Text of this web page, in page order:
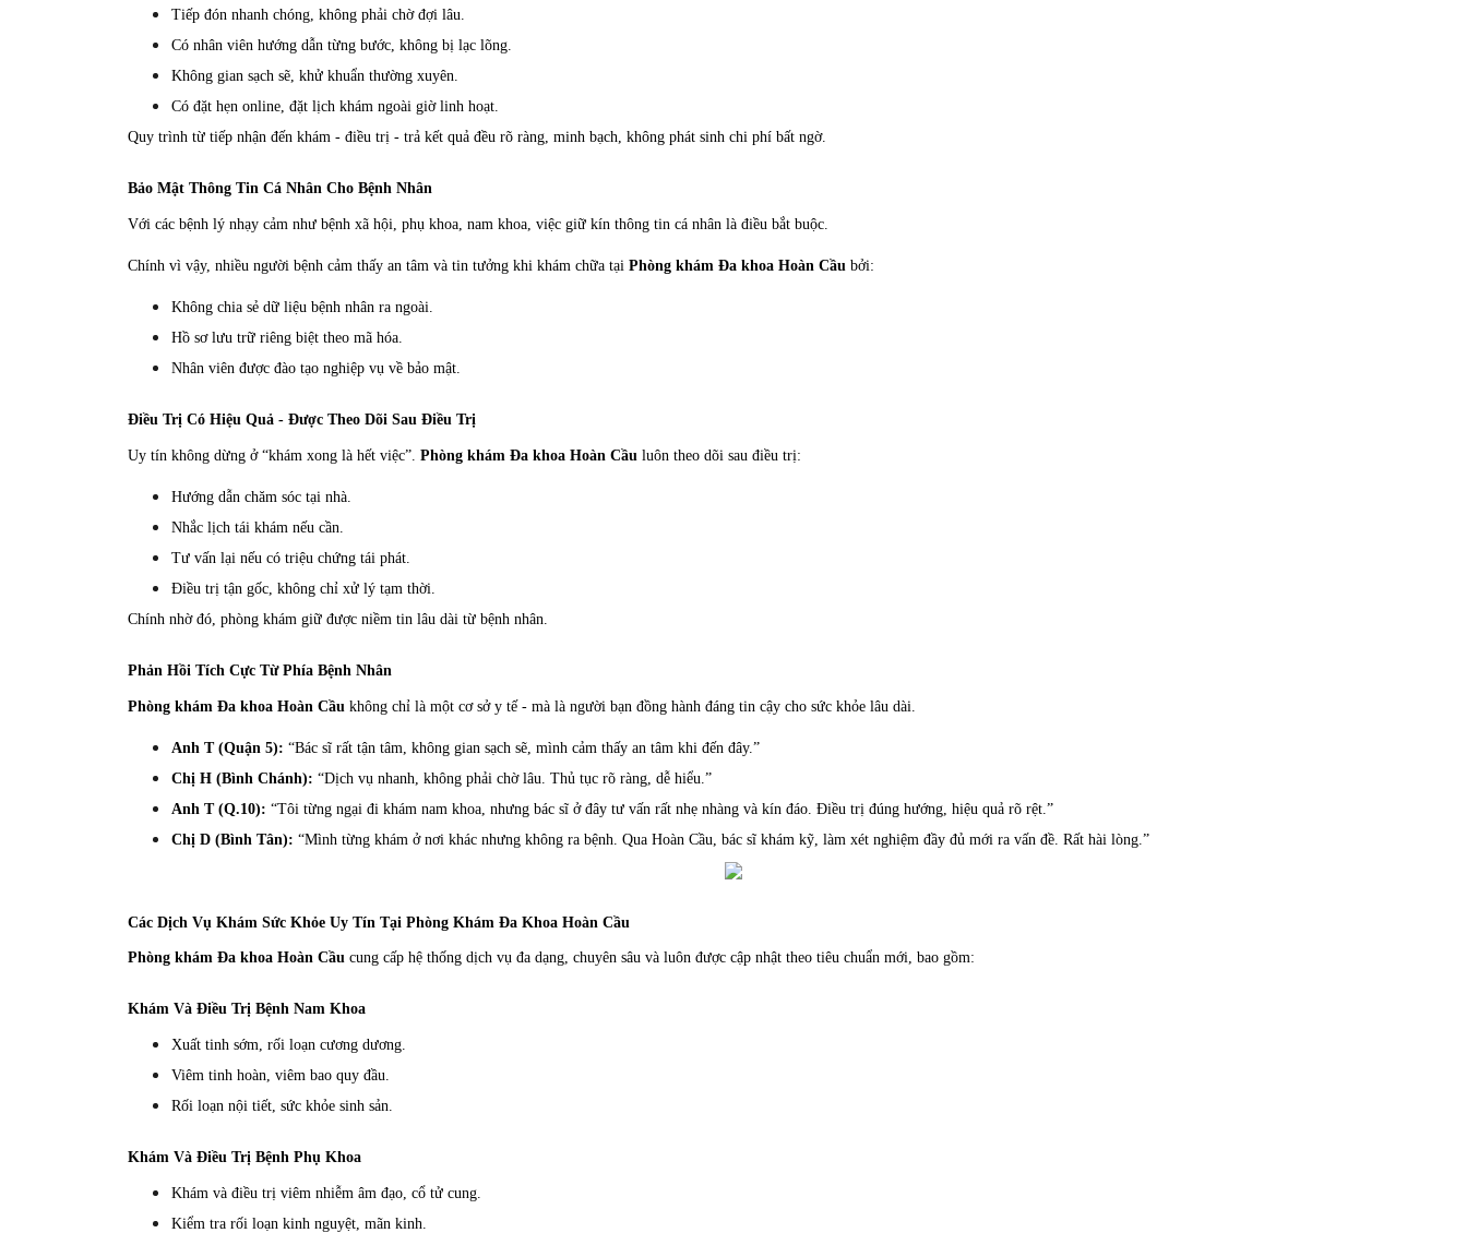
Tiếp đón nhanh chóng, không phải chờ đợi lâu.
Có nhân viên hướng dẫn từng bước, không bị lạc lõng.
Không gian sạch sẽ, khử khuẩn thường xuyên.
Có đặt hẹn online, đặt lịch khám ngoài giờ linh hoạt.
Quy trình từ tiếp nhận đến khám - điều trị - trả kết quả đều rõ ràng, minh bạch, không phát sinh chi phí bất ngờ.
Bảo Mật Thông Tin Cá Nhân Cho Bệnh Nhân
Với các bệnh lý nhạy cảm như bệnh xã hội, phụ khoa, nam khoa, việc giữ kín thông tin cá nhân là điều bắt buộc.
Chính vì vậy, nhiều người bệnh cảm thấy an tâm và tin tưởng khi khám chữa tại Phòng khám Đa khoa Hoàn Cầu bởi:
Không chia sẻ dữ liệu bệnh nhân ra ngoài.
Hồ sơ lưu trữ riêng biệt theo mã hóa.
Nhân viên được đào tạo nghiệp vụ về bảo mật.
Điều Trị Có Hiệu Quả - Được Theo Dõi Sau Điều Trị
Uy tín không dừng ở “khám xong là hết việc”. Phòng khám Đa khoa Hoàn Cầu luôn theo dõi sau điều trị:
Hướng dẫn chăm sóc tại nhà.
Nhắc lịch tái khám nếu cần.
Tư vấn lại nếu có triệu chứng tái phát.
Điều trị tận gốc, không chỉ xử lý tạm thời.
Chính nhờ đó, phòng khám giữ được niềm tin lâu dài từ bệnh nhân.
Phản Hồi Tích Cực Từ Phía Bệnh Nhân
Phòng khám Đa khoa Hoàn Cầu không chỉ là một cơ sở y tế - mà là người bạn đồng hành đáng tin cậy cho sức khỏe lâu dài.
Anh T (Quận 5): “Bác sĩ rất tận tâm, không gian sạch sẽ, mình cảm thấy an tâm khi đến đây.”
Chị H (Bình Chánh): “Dịch vụ nhanh, không phải chờ lâu. Thủ tục rõ ràng, dễ hiểu.”
Anh T (Q.10): “Tôi từng ngại đi khám nam khoa, nhưng bác sĩ ở đây tư vấn rất nhẹ nhàng và kín đáo. Điều trị đúng hướng, hiệu quả rõ rệt.”
Chị D (Bình Tân): “Mình từng khám ở nơi khác nhưng không ra bệnh. Qua Hoàn Cầu, bác sĩ khám kỹ, làm xét nghiệm đầy đủ mới ra vấn đề. Rất hài lòng.”
Các Dịch Vụ Khám Sức Khỏe Uy Tín Tại Phòng Khám Đa Khoa Hoàn Cầu
Phòng khám Đa khoa Hoàn Cầu cung cấp hệ thống dịch vụ đa dạng, chuyên sâu và luôn được cập nhật theo tiêu chuẩn mới, bao gồm:
Khám Và Điều Trị Bệnh Nam Khoa
Xuất tinh sớm, rối loạn cương dương.
Viêm tinh hoàn, viêm bao quy đầu.
Rối loạn nội tiết, sức khỏe sinh sản.
Khám Và Điều Trị Bệnh Phụ Khoa
Khám và điều trị viêm nhiễm âm đạo, cổ tử cung.
Kiểm tra rối loạn kinh nguyệt, mãn kinh.